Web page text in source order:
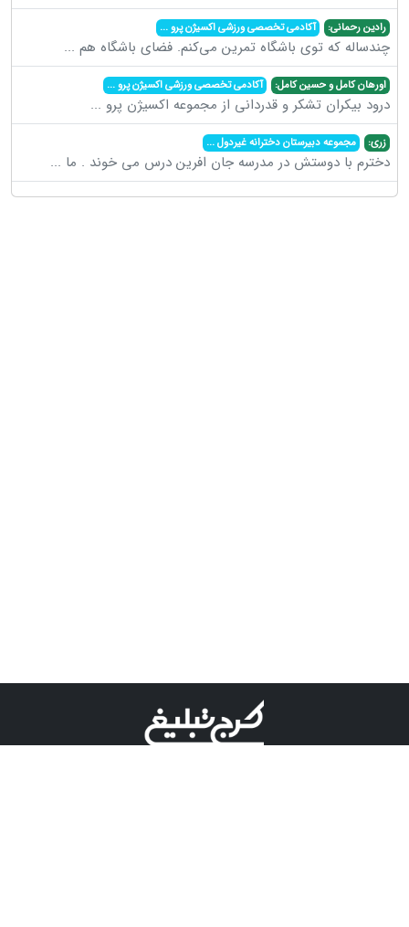
رادین رحمانی: آکادمی تخصصی ورزشی اکسیژن پرو...
چندساله که توی باشگاه تمرین می‌کنم. فضای باشگاه هم ...
اورهان کامل و حسین کامل: آکادمی تخصصی ورزشی اکسیژن پرو...
درود بیکران تشکر و قدردانی از مجموعه اکسیژن پرو ...
زری: مجموعه دبیرستان دخترانه غیردول...
دخترم با دوستش در مدرسه جان افرین درس می خوند . ما ...